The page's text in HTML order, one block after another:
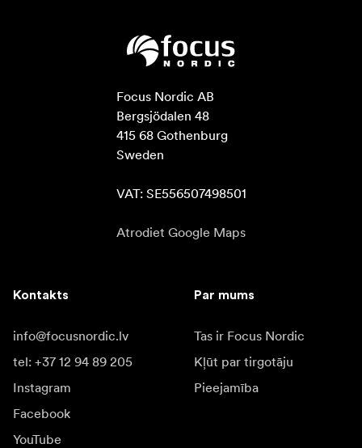
Focus Nordic AB
Bergsjödalen 48
415 68 Gothenburg
Sweden
VAT: SE556507498501
Atrodiet Google Maps
Kontakts
info@focusnordic.lv
tel: +37 12 94 89 205
Instagram
Facebook
YouTube
Par mums
Tas ir Focus Nordic
Kļūt par tirgotāju
Pieejamība